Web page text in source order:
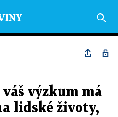
výzkum má
lidské životy,